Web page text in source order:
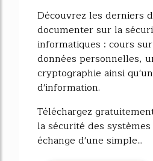
Découvrez les derniers
documenter sur la
informatiques : cours
données personnelles,
cryptographie ainsi
d'information.
Téléchargez
la sécurité des
échange d'une simple...